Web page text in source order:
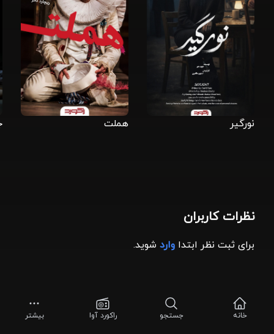
نورگیر هملت
نظرات کاربران
برای ثبت نظر ابتدا وارد شوید.
خانه جستجو راکورد آوا بیشتر